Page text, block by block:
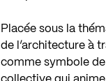
Placée sous la
de l’architecture à
comme symbole de